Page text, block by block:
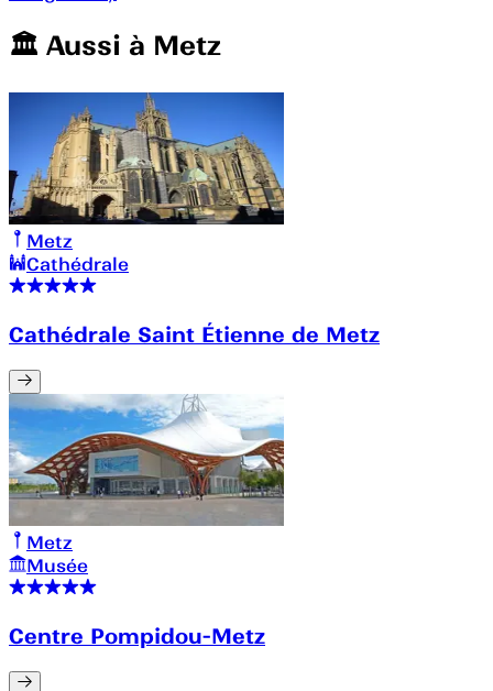
🏛️️ Aussi à Metz
Metz
Cathédrale
Cathédrale Saint Étienne de Metz
Metz
Musée
Centre Pompidou-Metz